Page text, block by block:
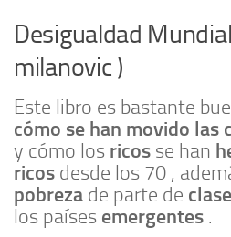
Desigualdad
milanovic )
Este libro es bastante
cómo se han movido las
y cómo los ricos se han
ricos desde los 70 ,
pobreza de parte de
los países emergentes .